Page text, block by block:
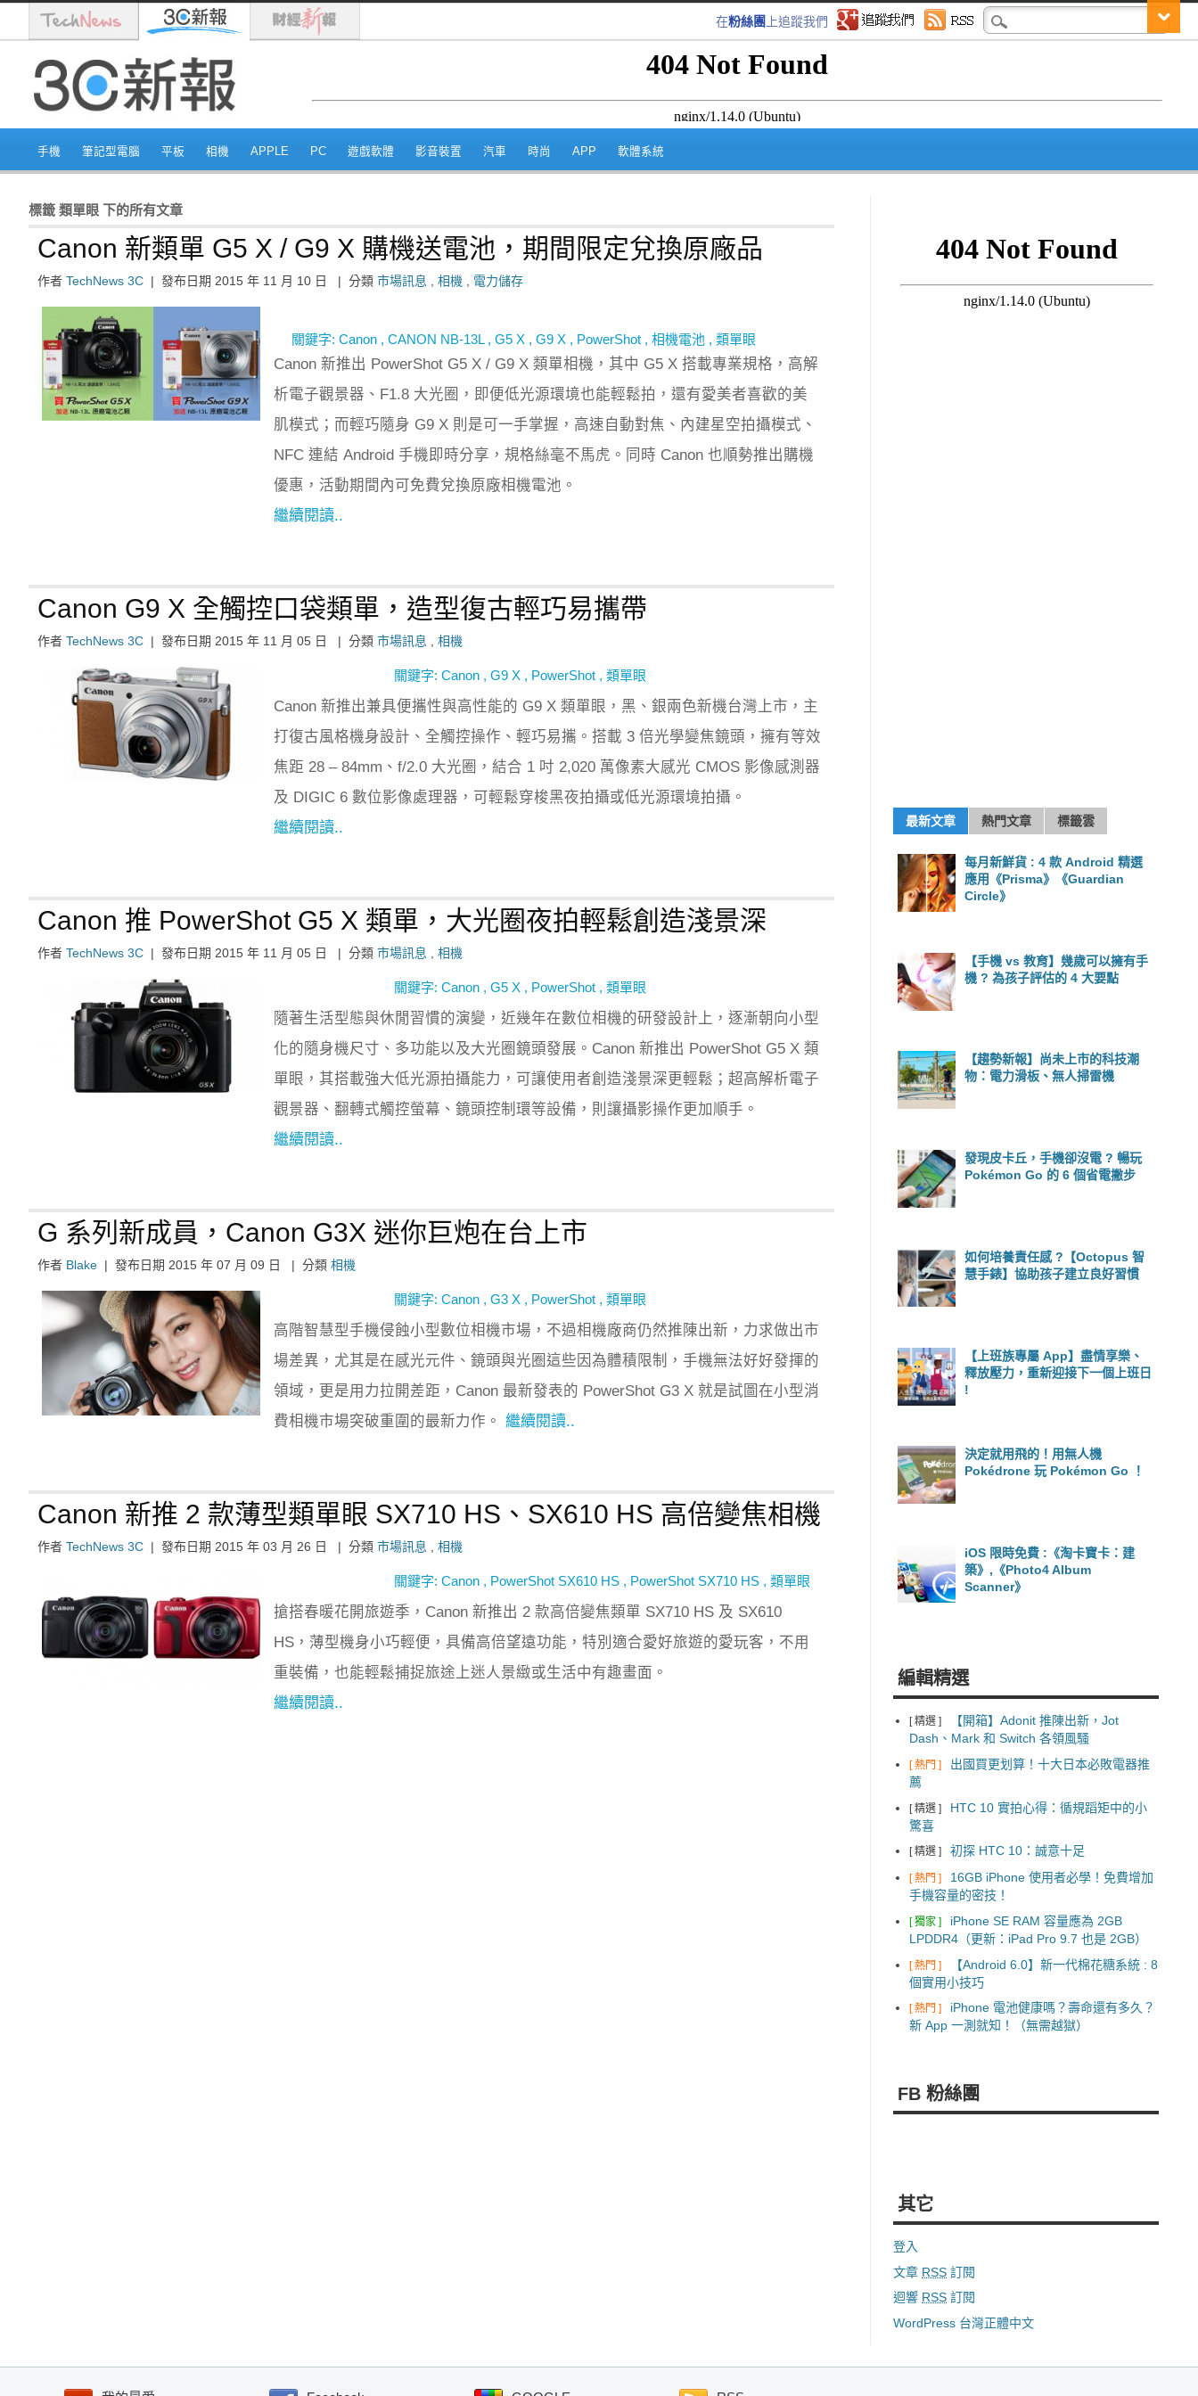
在粉絲團 上追蹤我們
跳至內容區
手機 筆記型電腦 平板 相機 APPLE PC 遊戲軟體 影音裝置 汽車 時尚 APP 軟體系統
標籤 類單眼 下的所有文章
Canon 新類單 G5 X / G9 X 購機送電池，期間限定兌換原廠品
作者 TechNews 3C | 發布日期 2015 年 11 月 10 日 | 分類 市場訊息 相機 電力儲存
關鍵字: Canon , CANON NB-13L, G5 X , G9 X , PowerShot , 相機電池 , 類單眼
Canon 新推出 PowerShot G5 X / G9 X 類單相機，其中 G5 X 搭載專業規格，高解
析電子觀景器、F1.8 大光圈，即便低光源環境也能輕鬆拍，還有愛美者喜歡的美
肌模式；而輕巧隨身 G9 X 則是可一手掌握，高速自動對焦、內建星空拍攝模式、
NFC 連結 Android 手機即時分享，規格絲毫不馬虎。同時 Canon 也順勢推出購機
優惠，活動期間內可免費兌換原廠相機電池。
繼續閱讀..
Canon G9 X 全觸控口袋類單，造型復古輕巧易攜帶
作者 TechNews 3C | 發布日期 2015 年 11 月 05 日 | 分類 市場訊息 相機
關鍵字: Canon , G9 X , PowerShot , 類單眼
Canon 新推出兼具便攜性與高性能的 G9 X 類單眼，黑、銀兩色新機台灣上市，主
打復古風格機身設計、全觸控操作、輕巧易攜。搭載 3 倍光學變焦鏡頭，擁有等效
焦距 28 – 84mm、f/2.0 大光圈，結合 1 吋 2,020 萬像素大感光 CMOS 影像感測器
及 DIGIC 6 數位影像處理器，可輕鬆穿梭黑夜拍攝或低光源環境拍攝。
繼續閱讀..
Canon 推 PowerShot G5 X 類單，大光圈夜拍輕鬆創造淺景深
作者 TechNews 3C | 發布日期 2015 年 11 月 05 日 | 分類 市場訊息 相機
關鍵字: Canon , G5 X , PowerShot , 類單眼
隨著生活型態與休閒習慣的演變，近幾年在數位相機的研發設計上，逐漸朝向小型
化的隨身機尺寸、多功能以及大光圈鏡頭發展。Canon 新推出 PowerShot G5 X 類
單眼，其搭載強大低光源拍攝能力，可讓使用者創造淺景深更輕鬆；超高解析電子
觀景器、翻轉式觸控螢幕、鏡頭控制環等設備，則讓攝影操作更加順手。
繼續閱讀..
G 系列新成員，Canon G3X 迷你巨炮在台上市
作者 Blake | 發布日期 2015 年 07 月 09 日 | 分類 相機
關鍵字: Canon , G3 X , PowerShot , 類單眼
高階智慧型手機侵蝕小型數位相機市場，不過相機廠商仍然推陳出新，力求做出市
場差異，尤其是在感光元件、鏡頭與光圈這些因為體積限制，手機無法好好發揮的
領域，更是用力拉開差距，Canon 最新發表的 PowerShot G3 X 就是試圖在小型消
費相機市場突破重圍的最新力作。 繼續閱讀..
Canon 新推 2 款薄型類單眼 SX710 HS、SX610 HS 高倍變焦相機
作者 TechNews 3C | 發布日期 2015 年 03 月 26 日 | 分類 市場訊息 相機
關鍵字: Canon , PowerShot SX610 HS , PowerShot SX710 HS , 類單眼
搶搭春暖花開旅遊季，Canon 新推出 2 款高倍變焦類單 SX710 HS 及 SX610
HS，薄型機身小巧輕便，具備高倍望遠功能，特別適合愛好旅遊的愛玩客，不用
重裝備，也能輕鬆捕捉旅途上迷人景緻或生活中有趣畫面。
繼續閱讀..
最新文章 熱門文章 標籤雲
每月新鮮貨 : 4 款 Android 精選
應用《Prisma》《Guardian
Circle》
【手機 vs 教育】幾歲可以擁有手
機 ? 為孩子評估的 4 大要點
【趨勢新報】尚未上市的科技潮
物：電力滑板、無人掃雷機
發現皮卡丘，手機卻沒電 ? 暢玩
Pokémon Go 的 6 個省電撇步
如何培養責任感 ?【Octopus 智
慧手錶】協助孩子建立良好習慣
【上班族專屬 App】盡情享樂、
釋放壓力，重新迎接下一個上班日
!
決定就用飛的！用無人機
Pokédrone 玩 Pokémon Go ！
iOS 限時免費 :《淘卡寶卡：建
築》,《Photo4 Album
Scanner》
編輯精選
[ 精選 ]
【開箱】Adonit 推陳出新，Jot
Dash、Mark 和 Switch 各領風騷
[ 熱門 ]
出國買更划算！十大日本必敗電器推
薦
[ 精選 ]
HTC 10 實拍心得：循規蹈矩中的小
驚喜
[ 精選 ] 初探 HTC 10：誠意十足
[ 熱門 ]
16GB iPhone 使用者必學！免費增加
手機容量的密技！
[ 獨家 ]
iPhone SE RAM 容量應為 2GB
LPDDR4（更新：iPad Pro 9.7 也是 2GB）
[ 熱門 ]
【Android 6.0】新一代棉花糖系統 : 8
個實用小技巧
[ 熱門 ]
iPhone 電池健康嗎？壽命還有多久？
新 App 一測就知！（無需越獄）
FB 粉絲團
其它
登入
文章 RSS 訂閱
迴響 RSS 訂閱
WordPress 台灣正體中文